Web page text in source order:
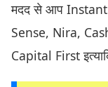
मदद से आप
Sense, Nira,
Capital First